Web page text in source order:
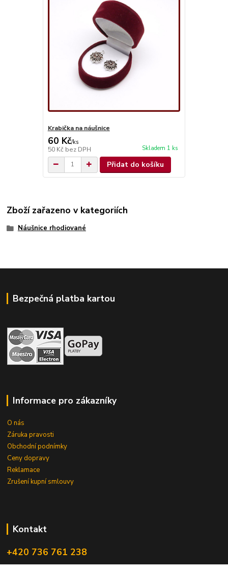
Krabička na náušnice
60 Kč/ks
50 Kč bez DPH Skladem 1 ks
Přidat do košíku
Zboží zařazeno v kategoriích
Náušnice rhodiované
Bezpečná platba kartou
Informace pro zákazníky
O nás
Záruka pravosti
Obchodní podnímky
Ceny dopravy
Reklamace
Zrušení kupní smlouvy
Kontakt
+420 736 761 238